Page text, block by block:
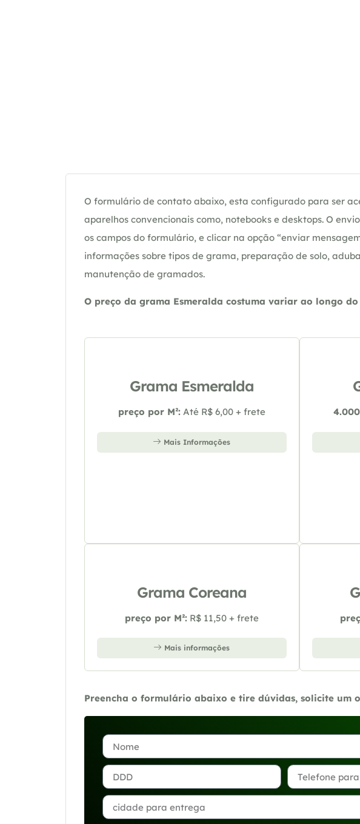
O formulário de contato abaixo, esta configurado para ser
aparelhos convencionais como, notebooks e desktops. O
os campos do formulário, e clicar na opção “enviar
informações sobre tipos de grama, preparação de solo,
manutenção de gramados.
O preço da grama Esmeralda costuma variar ao longo
Grama Esmeralda
preço por M²: Até R$ 6,00 + frete
Mais Informações
Grama Coreana
preço por M²: R$ 11,50 + frete
Mais informações
Preencha o formulário abaixo e tire dúvidas, solicite um